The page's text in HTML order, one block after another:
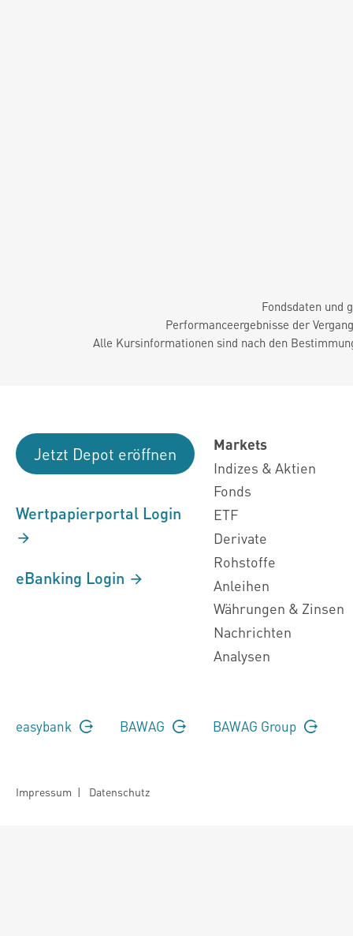
Fondsdaten und
Performanceergebnisse der
Alle Kursinformationen sind nach den
Jetzt Depot eröffnen
Wertpapierportal Login
eBanking Login
Markets
Indizes & Aktien
Fonds
ETF
Derivate
Rohstoffe
Anleihen
Währungen & Zinsen
Nachrichten
Analysen
easybank BAWAG BAWAG Group
Impressum | Datenschutz